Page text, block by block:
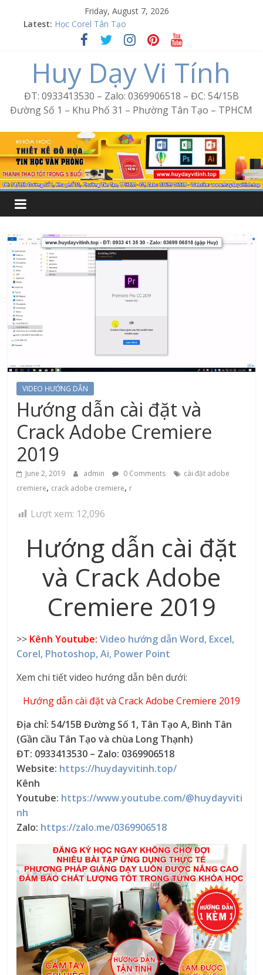
Friday, August 7, 2026
Latest: Học Corel Tân Tạo
Cách tạo USB Boot bằng Ventoy
Khóa học Photoshop tại Tân Tạo
Excel Bình Trị Đông – Vi tính văn phòng cấp tốc
Word Bình Trị Đông – Tin học văn phòng cấp tốc
Huy Dạy Vi Tính
ĐT: 0933413530 – Zalo: 0369906518 – ĐC: 54/15B
Đường Số 1 – Khu Phố 31 – Phường Tân Tạo – TPHCM
VIDEO HƯỚNG DẪN
Hướng dẫn cài đặt và
Crack Adobe Cremiere
2019
June 2, 2019 admin 0 Comments
cài đặt adobe
cremiere, crack adobe cremiere, r
Lượt xem: 12,096
Hướng dẫn cài đặt
và Crack Adobe
Cremiere 2019
>> Kênh Youtube: Video hướng dẫn Word, Excel,
Corel, Photoshop, Ai, Power Point
Xem chi tiết video hướng dẫn bên dưới:
Hướng dẫn cài đặt và Crack Adobe Cremiere 2019
Địa chỉ: 54/15B Đường Số 1, Tân Tạo A, Bình Tân
(Gần cầu Tân Tạo và chùa Long Thạnh)
ĐT: 0933413530 – Zalo: 0369906518
Website: https://huydayvitinh.top/
Kênh
Youtube: https://www.youtube.com/@huydayviti
nh
Zalo: https://zalo.me/0369906518